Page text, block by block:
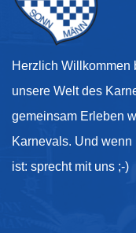
Herzlich Willkommen
unsere Welt des
gemeinsam Erleben
Karnevals. Und wenn
ist: sprecht mit uns ;-)